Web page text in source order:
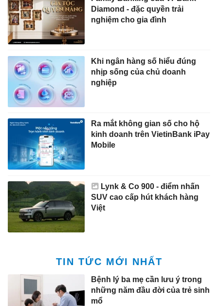
Diamond - đặc quyền trải
nghiệm cho gia đình
Khi ngân hàng số hiểu đúng
nhịp sống của chủ doanh
nghiệp
Ra mắt không gian số cho hộ
kinh doanh trên VietinBank iPay
Mobile
Lynk & Co 900 - điểm nhấn
SUV cao cấp hút khách hàng
Việt
TIN TỨC MỚI NHẤT
Bệnh lý ba mẹ cần lưu ý trong
những năm đầu đời của trẻ sinh
mổ